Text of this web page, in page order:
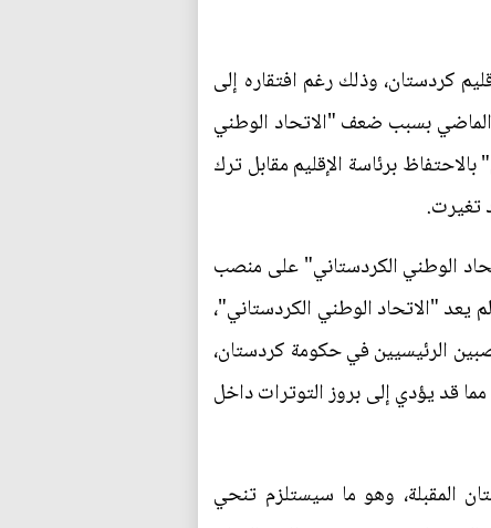
كردستان، وذلك رغم افتقاره إلى
الماضي بسبب ضعف "الاتحاد الوطني
برئاسة الإقليم مقابل ترك
تغيرت.
الوطني الكردستاني" على منصب
يعد "الاتحاد الوطني الكردستاني"،
الرئيسيين في حكومة كردستان،
قد يؤدي إلى بروز التوترات داخل
المقبلة، وهو ما سيستلزم تنحي